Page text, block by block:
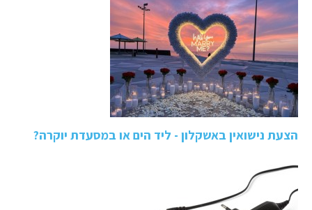
הצעת נישואין באשקלון - ליד הים או במסעדת יוקרה?